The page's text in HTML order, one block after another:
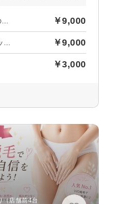
￥9,000
￥9,000
￥3,000
（店舗前4台